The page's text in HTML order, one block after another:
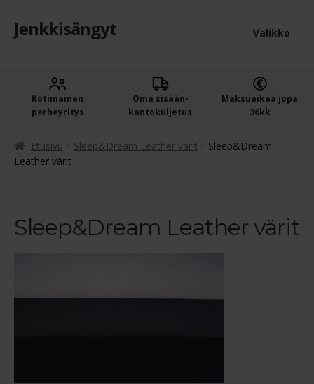
Siirry
navigointiin
Siirry
sisältöön
Jenkkisängyt Valikko
Jenkkisängyt
Oheistuotteet
Kassa
Kotimainen
perheyritys
Oma sisään­
kantokuljetus
Maksuaikaa jopa
36kk
Etusivu Sleep&Dream Leather värit
Sleep&Dream
Leather värit
Sleep&Dream Leather värit